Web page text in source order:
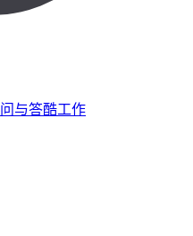
问与答酷工作